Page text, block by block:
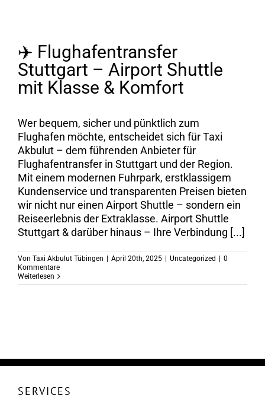
✈️ Flughafentransfer
Stuttgart – Airport Shuttle
mit Klasse & Komfort
Wer bequem, sicher und pünktlich zum
Flughafen möchte, entscheidet sich für Taxi
Akbulut – dem führenden Anbieter für
Flughafentransfer in Stuttgart und der Region.
Mit einem modernen Fuhrpark, erstklassigem
Kundenservice und transparenten Preisen bieten
wir nicht nur einen Airport Shuttle – sondern ein
Reiseerlebnis der Extraklasse. Airport Shuttle
Stuttgart & darüber hinaus – Ihre Verbindung [...]
Von Taxi Akbulut Tübingen April 20th, 2025 Uncategorized
0
Kommentare
Weiterlesen
SERVICES